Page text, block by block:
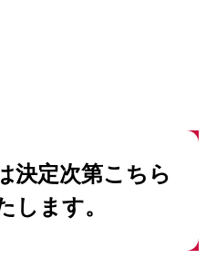
決定次第こちら
します。